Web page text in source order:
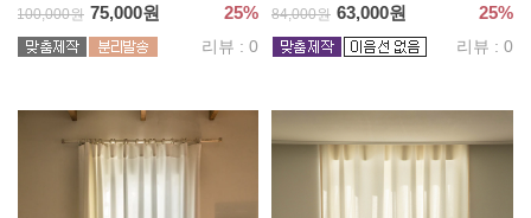
100,000원 75,000원 25%
리뷰 : 0
84,000원 63,000원 25%
리뷰 : 0